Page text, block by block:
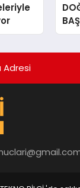
Adresi